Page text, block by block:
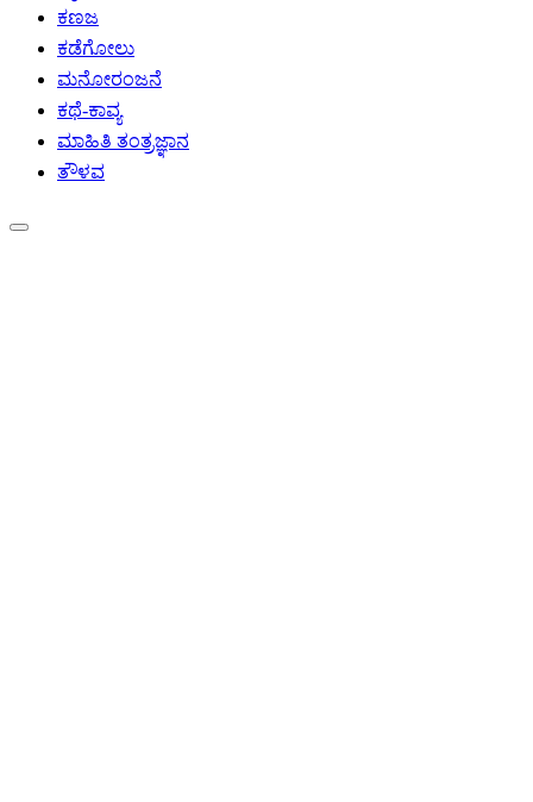
ಕಣಜ
ಕಡೆಗೋಲು
ಮನೋರಂಜನೆ
ಕಥೆ-ಕಾವ್ಯ
ಮಾಹಿತಿ ತಂತ್ರಜ್ಞಾನ
ತೌಳವ